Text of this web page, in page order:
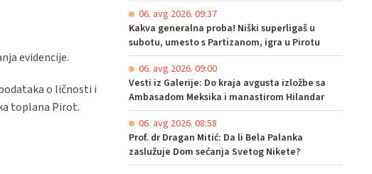
evidencije.
o ličnosti i
toplana Pirot.
06. avg 2026. 09:37
Kakva generalna proba! Niški superligaš u
subotu, umesto s Partizanom, igra u Pirotu
06. avg 2026. 09:00
Vesti iz Galerije: Do kraja avgusta izložbe sa
Ambasadom Meksika i manastirom Hilandar
06. avg 2026. 08:58
Prof. dr Dragan Mitić: Da li Bela Palanka
zaslužuje Dom sećanja Svetog Nikete?